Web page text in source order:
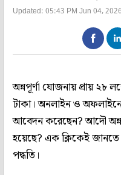
Updated: 05:43 PM Jun 04, 2026
অন্নপূর্ণা যোজনায় প্রায় ২৮
টাকা। অনলাইন ও
আবেদন করেছেন? আদৌ
হয়েছে? এক ক্লিকেই
পদ্ধতি।